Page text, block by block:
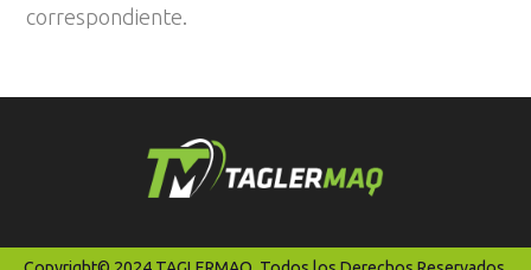
correspondiente.